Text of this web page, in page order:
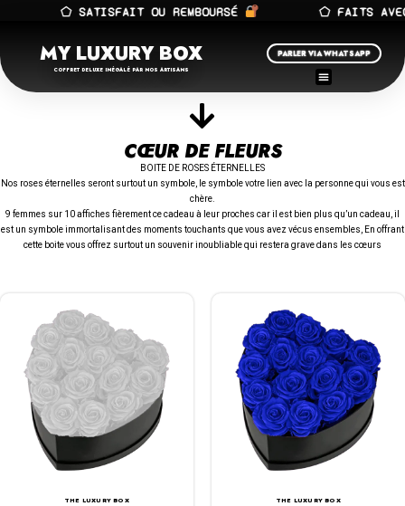
⬠ SATISFAIT OU REMBOURSÉ ⬠ FAITS AVEC
MY LUXURY BOX
COFFRET DELUXE INÉGALÉ PAR NOS ARTISANS
PARLER VIA WHATSAPP
CŒUR DE FLEURS
BOITE DE ROSES ÉTERNELLES
Nos roses éternelles seront surtout un symbole, le symbole votre lien avec la personne qui vous est
chère.
9 femmes sur 10 affiches fièrement ce cadeau à leur proches car il est bien plus qu’un cadeau, il
est un symbole immortalisant des moments touchants que vous avez vécus ensembles, En offrant
cette boite vous offrez surtout un souvenir inoubliable qui restera grave dans les cœurs
THE LUXURY BOX THE LUXURY BOX